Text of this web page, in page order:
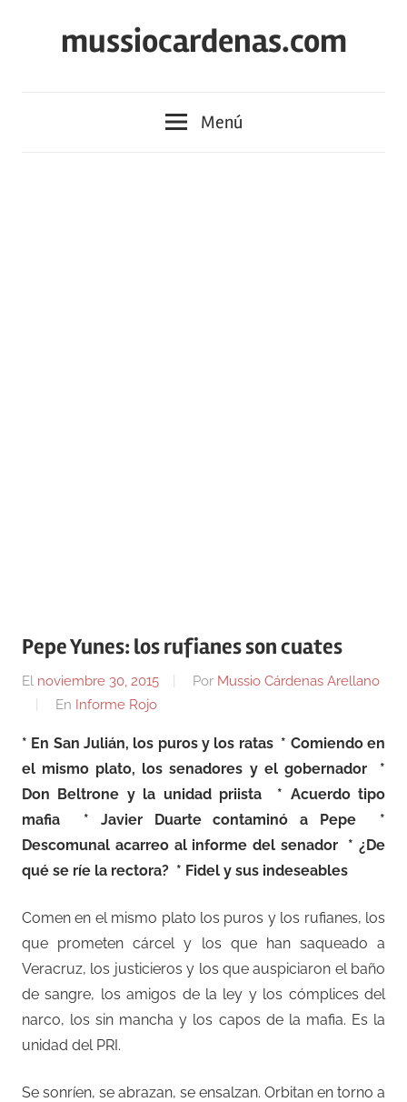
mussiocardenas.com
Menú
Pepe Yunes: los rufianes son cuates
El noviembre 30, 2015 Por Mussio Cárdenas Arellano
En Informe Rojo
* En San Julián, los puros y los ratas * Comiendo en
el mismo plato, los senadores y el gobernador *
Don Beltrone y la unidad priista * Acuerdo tipo
mafia * Javier Duarte contaminó a Pepe *
Descomunal acarreo al informe del senador * ¿De
qué se ríe la rectora? * Fidel y sus indeseables
Comen en el mismo plato los puros y los rufianes, los
que prometen cárcel y los que han saqueado a
Veracruz, los justicieros y los que auspiciaron el baño
de sangre, los amigos de la ley y los cómplices del
narco, los sin mancha y los capos de la mafia. Es la
unidad del PRI.
Se sonríen, se abrazan, se ensalzan. Orbitan en torno a